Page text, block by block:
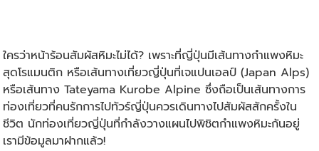
ใครว่าหน้าร้อนสัมผัสหิมะไม่ได้? เพราะที่ญี่ปุ่นมีเส้นทางกำแพงหิมะ
สุดโรแมนติก หรือเส้นทางเที่ยวญี่ปุ่นที่เจแปนเอลป์ (Japan Alps)
หรือเส้นทาง Tateyama Kurobe Alpine ซึ่งถือเป็นเส้นทางการ
ท่องเที่ยวที่คนรักการไปทัวร์ญี่ปุ่นควรเดินทางไปสัมผัสสักครั้งใน
ชีวิต นักท่องเที่ยวญี่ปุ่นที่กำลังวางแผนไปพิชิตกำแพงหิมะกันอยู่
เรามีข้อมูลมาฝากแล้ว!